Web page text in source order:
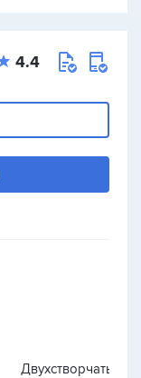
4.4
Двухстворчатые